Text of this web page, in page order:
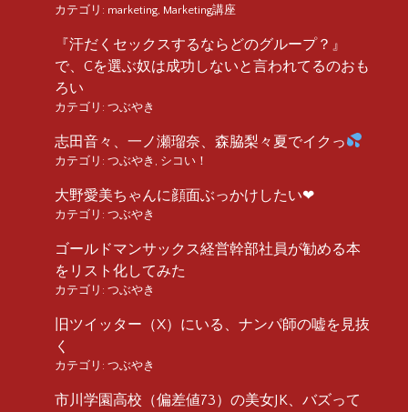
カテゴリ: marketing Marketing講座
『汗だくセックスするならどのグループ？』
で、Cを選ぶ奴は成功しないと言われてるのおも
ろい
カテゴリ: つぶやき
志田音々、一ノ瀬瑠奈、森脇梨々夏でイクっ
カテゴリ: つぶやき シコい！
大野愛美ちゃんに顔面ぶっかけしたい❤︎
カテゴリ: つぶやき
ゴールドマンサックス経営幹部社員が勧める本
をリスト化してみた
カテゴリ: つぶやき
旧ツイッター（X）にいる、ナンパ師の嘘を見抜
く
カテゴリ: つぶやき
市川学園高校（偏差値73）の美女JK、バズって